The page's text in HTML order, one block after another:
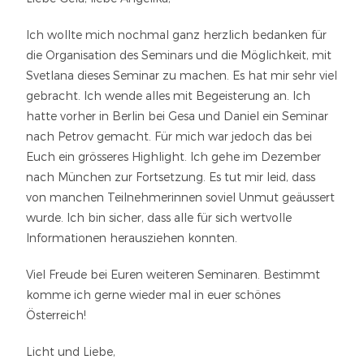
Ich wollte mich nochmal ganz herzlich bedanken für
die Organisation des Seminars und die Möglichkeit, mit
Svetlana dieses Seminar zu machen. Es hat mir sehr viel
gebracht. Ich wende alles mit Begeisterung an. Ich
hatte vorher in Berlin bei Gesa und Daniel ein Seminar
nach Petrov gemacht. Für mich war jedoch das bei
Euch ein grösseres Highlight. Ich gehe im Dezember
nach München zur Fortsetzung. Es tut mir leid, dass
von manchen Teilnehmerinnen soviel Unmut geäussert
wurde. Ich bin sicher, dass alle für sich wertvolle
Informationen herausziehen konnten.
Viel Freude bei Euren weiteren Seminaren. Bestimmt
komme ich gerne wieder mal in euer schönes
Österreich!
Licht und Liebe,